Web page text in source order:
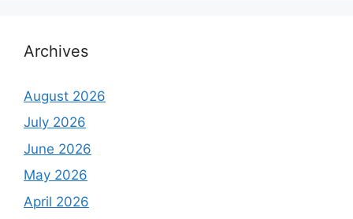
Archives
August 2026
July 2026
June 2026
May 2026
April 2026